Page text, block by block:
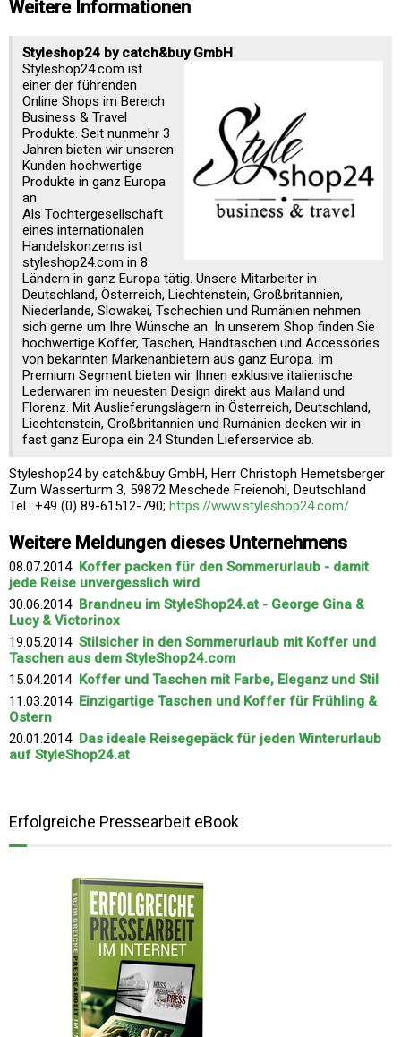
Weitere Informationen
Styleshop24 by catch&buy GmbH
Styleshop24.com ist
einer der führenden
Online Shops im Bereich
Business & Travel
Produkte. Seit nunmehr 3
Jahren bieten wir unseren
Kunden hochwertige
Produkte in ganz Europa
an.
Als Tochtergesellschaft
eines internationalen
Handelskonzerns ist
styleshop24.com in 8
Ländern in ganz Europa tätig. Unsere Mitarbeiter in
Deutschland, Österreich, Liechtenstein, Großbritannien,
Niederlande, Slowakei, Tschechien und Rumänien nehmen
sich gerne um Ihre Wünsche an. In unserem Shop finden Sie
hochwertige Koffer, Taschen, Handtaschen und Accessories
von bekannten Markenanbietern aus ganz Europa. Im
Premium Segment bieten wir Ihnen exklusive italienische
Lederwaren im neuesten Design direkt aus Mailand und
Florenz. Mit Auslieferungslägern in Österreich, Deutschland,
Liechtenstein, Großbritannien und Rumänien decken wir in
fast ganz Europa ein 24 Stunden Lieferservice ab.
Styleshop24 by catch&buy GmbH, Herr Christoph Hemetsberger
Zum Wasserturm 3, 59872 Meschede Freienohl, Deutschland
Tel.: +49 (0) 89-61512-790; https://www.styleshop24.com/
Weitere Meldungen dieses Unternehmens
08.07.2014 Koffer packen für den Sommerurlaub - damit
jede Reise unvergesslich wird
30.06.2014 Brandneu im StyleShop24.at - George Gina &
Lucy & Victorinox
19.05.2014 Stilsicher in den Sommerurlaub mit Koffer und
Taschen aus dem StyleShop24.com
15.04.2014 Koffer und Taschen mit Farbe, Eleganz und Stil
11.03.2014 Einzigartige Taschen und Koffer für Frühling &
Ostern
20.01.2014 Das ideale Reisegepäck für jeden Winterurlaub
auf StyleShop24.at
Erfolgreiche Pressearbeit eBook